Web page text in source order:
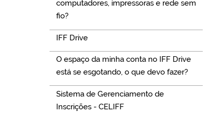
computadores, impressoras e rede sem
fio?
IFF Drive
O espaço da minha conta no IFF Drive
está se esgotando, o que devo fazer?
Sistema de Gerenciamento de
Inscrições - CELIFF